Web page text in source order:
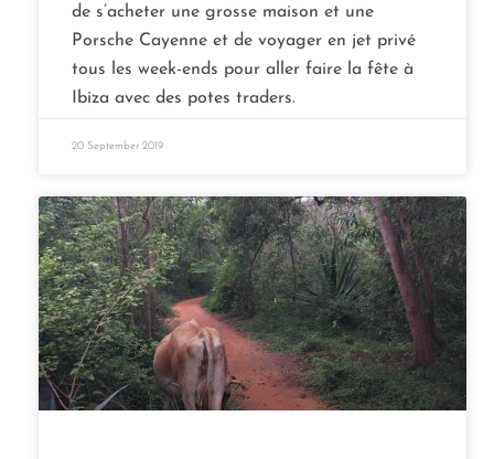
de s’acheter une grosse maison et une
Porsche Cayenne et de voyager en jet privé
tous les week-ends pour aller faire la fête à
Ibiza avec des potes traders.
20 September 2019